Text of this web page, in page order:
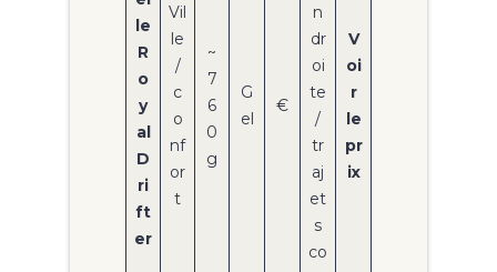
le
R
o
y
al
D
ri
ft
er
Vil
le
/
c
o
nf
or
t
~
7
6
0
g
G
el
€
n
dr
oi
te
/
tr
aj
et
s
co
V
oi
r
le
pr
ix